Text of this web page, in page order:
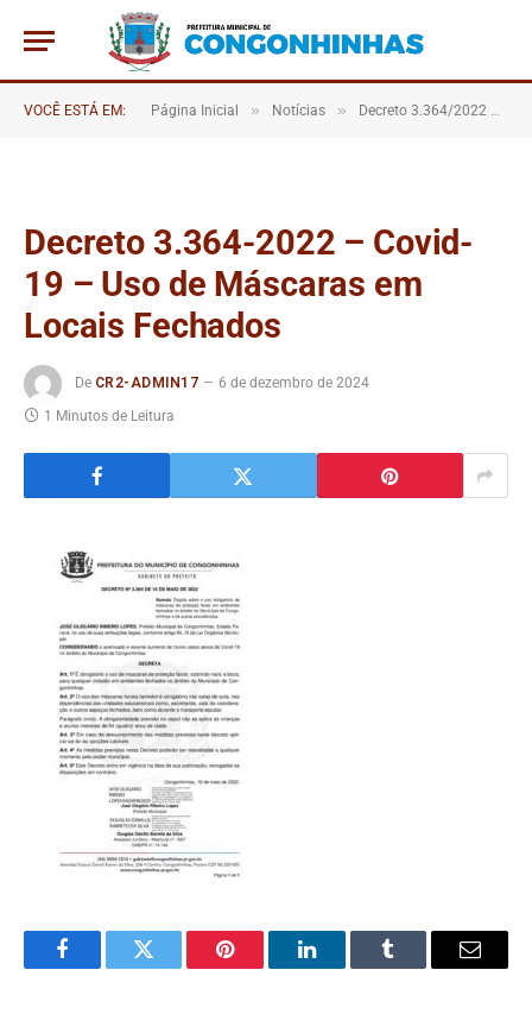
VOCÊ ESTÁ EM: Página Inicial » Notícias » Decreto 3.364/2022 – Covid-19 – Uso de Máscaras em Locais Fechados
Decreto 3.364-2022 – Covid-
19 – Uso de Máscaras em
Locais Fechados
De CR2-ADMIN17
6 de dezembro de 2024
1 Minutos de Leitura
FacebookTwitter Pinterest LinkedInTumblr Email